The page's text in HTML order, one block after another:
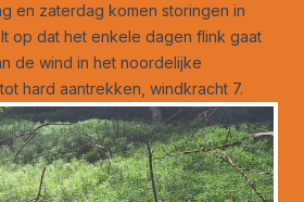
en zaterdag komen storingen in
op dat het enkele dagen flink gaat
de wind in het noordelijke
hard aantrekken, windkracht 7.